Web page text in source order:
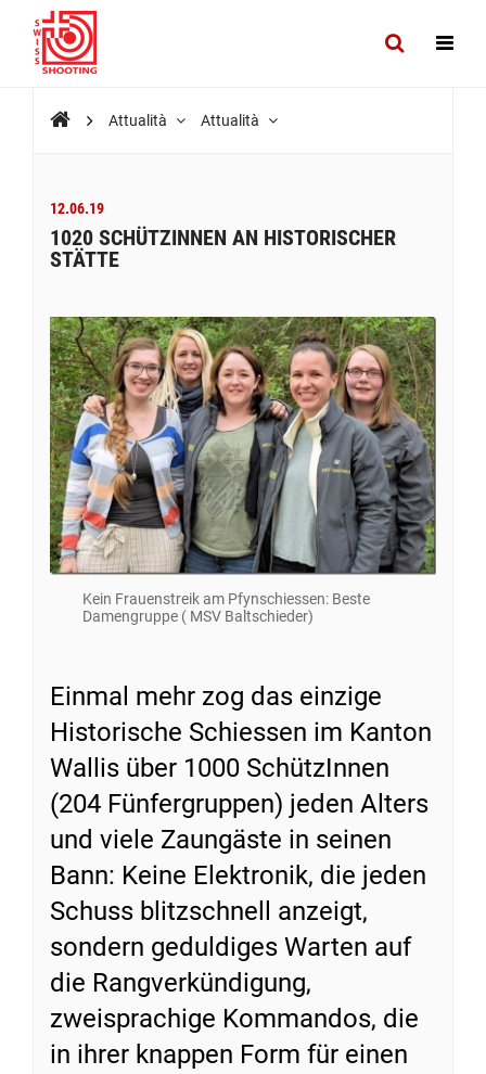
Attualità Attualità
12.06.19
1020 SCHÜTZINNEN AN HISTORISCHER
STÄTTE
Kein Frauenstreik am Pfynschiessen: Beste
Damengruppe ( MSV Baltschieder)
Einmal mehr zog das einzige
Historische Schiessen im Kanton
Wallis über 1000 SchützInnen
(204 Fünfergruppen) jeden Alters
und viele Zaungäste in seinen
Bann: Keine Elektronik, die jeden
Schuss blitzschnell anzeigt,
sondern geduldiges Warten auf
die Rangverkündigung,
zweisprachige Kommandos, die
in ihrer knappen Form für einen